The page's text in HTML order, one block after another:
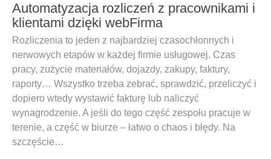
Automatyzacja rozliczeń z pracownikami i
klientami dzięki webFirma
Rozliczenia to jeden z najbardziej czasochłonnych i
nerwowych etapów w każdej firmie usługowej. Czas
pracy, zużycie materiałów, dojazdy, zakupy, faktury,
raporty… Wszystko trzeba zebrać, sprawdzić, przeliczyć i
dopiero wtedy wystawić fakturę lub naliczyć
wynagrodzenie. A jeśli do tego część zespołu pracuje w
terenie, a część w biurze – łatwo o chaos i błędy. Na
szczęście…